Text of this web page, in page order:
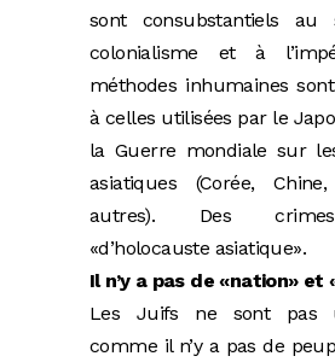
sont consubstantiels au
colonialisme et à
méthodes inhumaines
à celles utilisées par le
la Guerre mondiale sur
asiatiques (Corée,
autres). Des
«d’holocauste asiatique».
Il n’y a pas de «nation» et
Les Juifs ne sont pas
comme il n’y a pas de